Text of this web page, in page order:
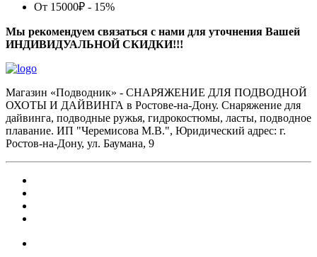
От 15000₽ - 15%
Мы рекомендуем связаться с нами для уточнения Вашей
ИНДИВИДУАЛЬНОЙ СКИДКИ!!!
Магазин «Подводник» - СНАРЯЖЕНИЕ ДЛЯ ПОДВОДНОЙ
ОХОТЫ И ДАЙВИНГА в Ростове-на-Дону. Снаряжение для
дайвинга, подводные ружья, гидрокостюмы, ласты, подводное
плавание. ИП "Черемисова М.В.", Юридический адрес: г.
Ростов-на-Дону, ул. Баумана, 9